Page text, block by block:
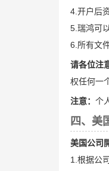
4.开户后
5.瑞鸿可
6.所有文
请各位注
权任何一
注意： 个
四、美
美国公司
1.根据公